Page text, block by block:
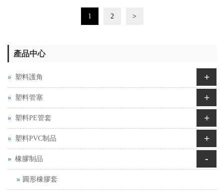
1 2 >
產品中心
塑料護角 +
塑料管塞 +
塑料PE管套 +
塑料PVC制品 +
橡膠制品 -
圓形橡膠套